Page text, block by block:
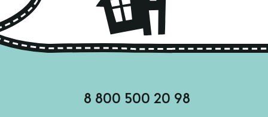
8 800 500 20 98